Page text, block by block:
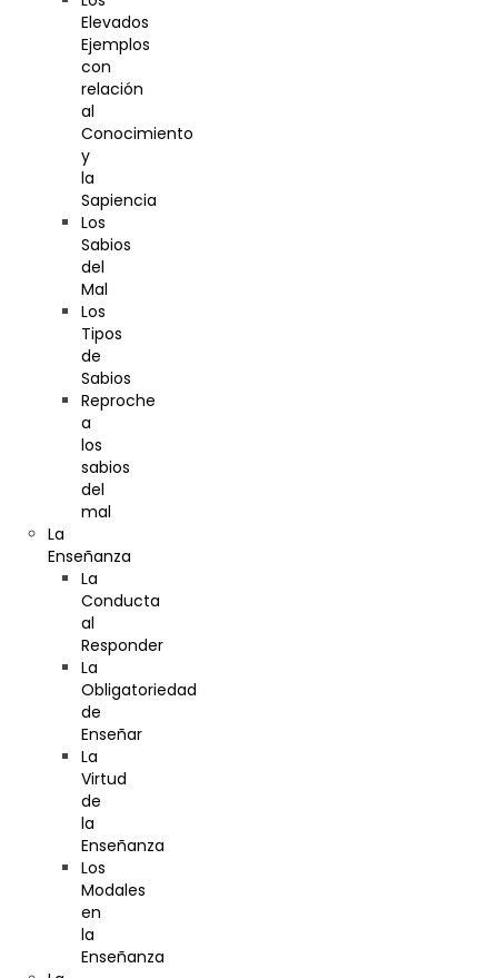
Elevados
Ejemplos
con
relación
al
Conocimiento
y
la
Sapiencia
Los
Sabios
del
Mal
Los
Tipos
de
Sabios
Reproche
a
los
sabios
del
mal
La
Enseñanza
La
Conducta
al
Responder
La
Obligatoriedad
de
Enseñar
La
Virtud
de
la
Enseñanza
Los
Modales
en
la
Enseñanza